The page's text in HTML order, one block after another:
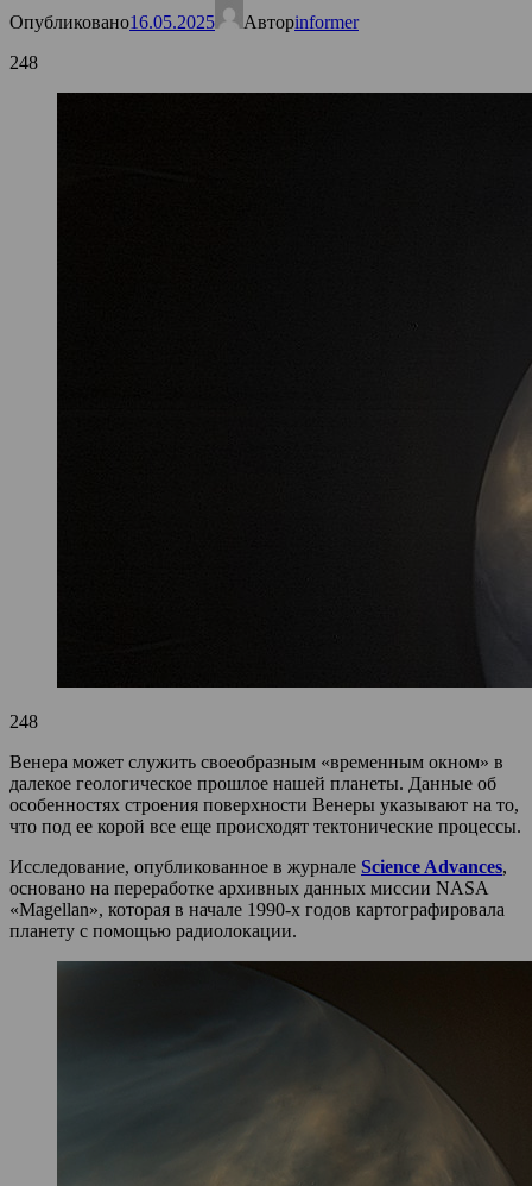
Опубликовано16.05.2025 Авторinformer
248
248
Венера может служить своеобразным «временным окном» в
далекое геологическое прошлое нашей планеты. Данные об
особенностях строения поверхности Венеры указывают на то,
что под ее корой все еще происходят тектонические процессы.
Исследование, опубликованное в журнале Science Advances,
основано на переработке архивных данных миссии NASA
«Magellan», которая в начале 1990-х годов картографировала
планету с помощью радиолокации.